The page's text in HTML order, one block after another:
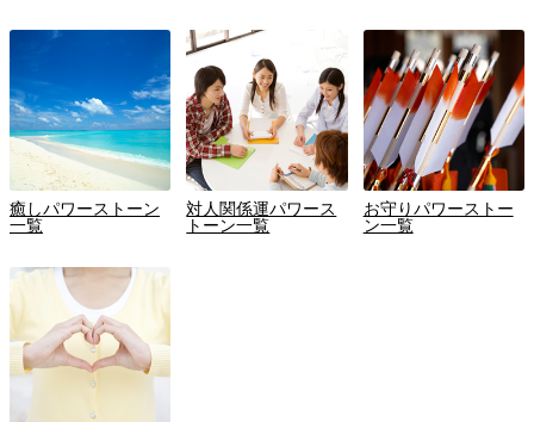
癒しパワーストーン
一覧
対人関係運パワース
トーン一覧
お守りパワーストー
ン一覧